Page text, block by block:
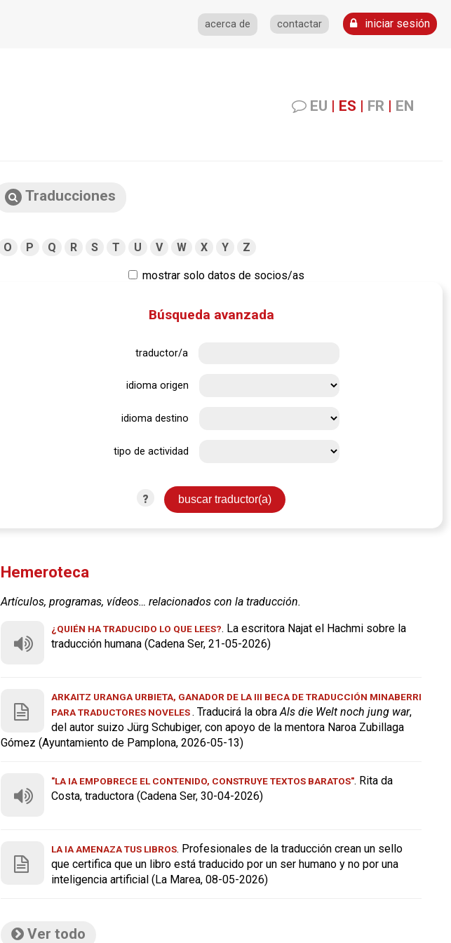
acerca de contactar iniciar sesión
EU | ES | FR | EN
Traducciones
O P Q R S T U V W X Y Z
mostrar solo datos de socios/as
Búsqueda avanzada
traductor/a
idioma origen
idioma destino
tipo de actividad
?
Hemeroteca
Artículos, programas, vídeos… relacionados con la traducción.
¿QUIÉN HA TRADUCIDO LO QUE LEES?. La escritora Najat el Hachmi sobre la
traducción humana (Cadena Ser, 21-05-2026)
ARKAITZ URANGA URBIETA, GANADOR DE LA III BECA DE TRADUCCIÓN MINABERRI
PARA TRADUCTORES NOVELES . Traducirá la obra Als die Welt noch jung war,
del autor suizo Jürg Schubiger, con apoyo de la mentora Naroa Zubillaga
Gómez (Ayuntamiento de Pamplona, 2026-05-13)
"LA IA EMPOBRECE EL CONTENIDO, CONSTRUYE TEXTOS BARATOS". Rita da
Costa, traductora (Cadena Ser, 30-04-2026)
LA IA AMENAZA TUS LIBROS. Profesionales de la traducción crean un sello
que certifica que un libro está traducido por un ser humano y no por una
inteligencia artificial (La Marea, 08-05-2026)
Ver todo